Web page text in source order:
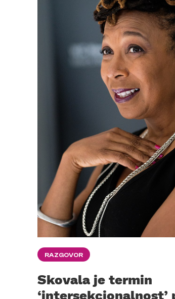
RAZGOVOR
Skovala je termin
‘intersekcionalnost’